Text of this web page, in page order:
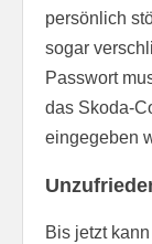
persönlich
sogar
Passwort
das Skoda-
eingegeben
Bis jetzt